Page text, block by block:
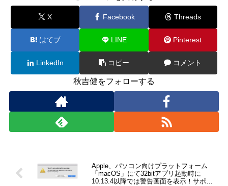
X Facebook Threads
はてブ LINE Pinterest
LinkedIn コピー コメント
秋吉健をフォローする
Apple、パソコン向けプラットフォーム
「macOS」にて32bitアプリ起動時に
10.13.4以降では警告画面を表示！サポー